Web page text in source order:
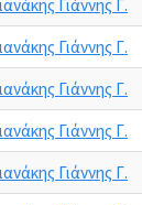
Γιάννης Γ.
Γιάννης Γ.
Γιάννης Γ.
Γιάννης Γ.
Γιάννης Γ.